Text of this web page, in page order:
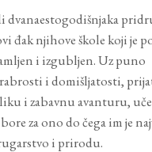
dvanaestogodišnjaka
đak njihove škole koji je
i izgubljen. Uz puno
i domišljatosti,
i zabavnu avanturu,
za ono do čega im je
i prirodu.